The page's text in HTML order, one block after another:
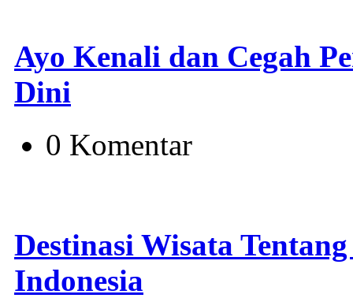
Ayo Kenali dan Cegah
Dini
0 Komentar
Destinasi Wisata
Indonesia